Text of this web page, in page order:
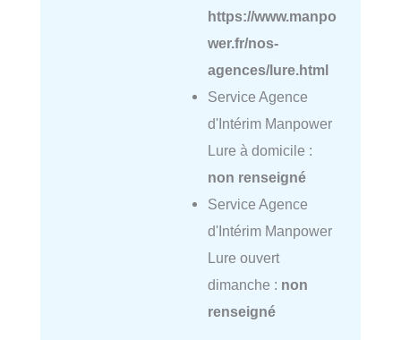
https://www.manpo
wer.fr/nos-
agences/lure.html
Service Agence
d'Intérim Manpower
Lure à domicile :
non renseigné
Service Agence
d'Intérim Manpower
Lure ouvert
dimanche : non
renseigné